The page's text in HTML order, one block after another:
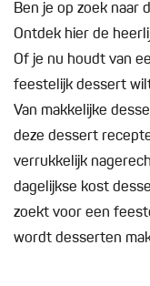
Ben je op zoek naar
Ontdek hier de
Of je nu houdt van
feestelijk dessert
Van makkelijke
deze dessert
verrukkelijk
dagelijkse kost
zoekt voor een
wordt desserten